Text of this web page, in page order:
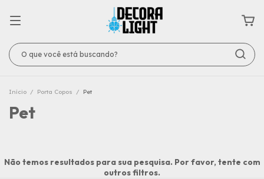
Início / Porta Copos / Pet
Pet
Não temos resultados para sua pesquisa. Por favor, tente com
outros filtros.